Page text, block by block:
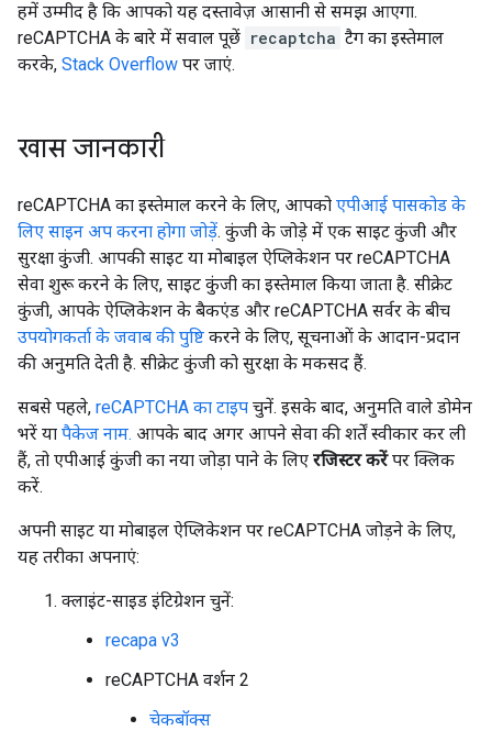
हमें उम्मीद है कि आपको यह दस्तावेज़ आसानी से समझ आएगा.
reCAPTCHA के बारे में सवाल पूछें recaptcha टैग का इस्तेमाल
करके, Stack Overflow पर जाएं.
खास जानकारी
reCAPTCHA का इस्तेमाल करने के लिए, आपको एपीआई पासकोड के
लिए साइन अप करना होगा जोड़ें. कुंजी के जोड़े में एक साइट कुंजी और
सुरक्षा कुंजी. आपकी साइट या मोबाइल ऐप्लिकेशन पर reCAPTCHA
सेवा शुरू करने के लिए, साइट कुंजी का इस्तेमाल किया जाता है. सीक्रेट
कुंजी, आपके ऐप्लिकेशन के बैकएंड और reCAPTCHA सर्वर के बीच
उपयोगकर्ता के जवाब की पुष्टि करने के लिए, सूचनाओं के आदान-प्रदान
की अनुमति देती है. सीक्रेट कुंजी को सुरक्षा के मकसद हैं.
सबसे पहले, reCAPTCHA का टाइप चुनें. इसके बाद, अनुमति वाले डोमेन
भरें या पैकेज नाम. आपके बाद अगर आपने सेवा की शर्तें स्वीकार कर ली
हैं, तो एपीआई कुंजी का नया जोड़ा पाने के लिए रजिस्टर करेंपर क्लिक
करें.
अपनी साइट या मोबाइल ऐप्लिकेशन पर reCAPTCHA जोड़ने के लिए,
यह तरीका अपनाएं:
क्लाइंट-साइड इंटिग्रेशन चुनें:
recapa v3
reCAPTCHA वर्शन 2
चेकबॉक्स